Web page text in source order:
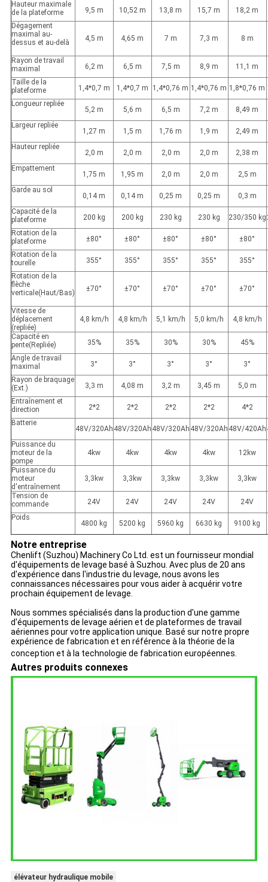
Hauteur maximale
de la plateforme
9,5 m 10,52 m 13,8 m 15,7 m
18,2 m
Dégagement
maximal au-
dessus et au-delà
4,5 m 4,65 m 7 m 7,3 m 8 m
Rayon de travail
maximal
6,2 m 6,5 m 7,5 m 8,9 m
11,1 m
Taille de la
plateforme
1,4*0,7 m 1,4*0,7 m 1,4*0,76 m 1,4*0,76 m 1,8*0,76 m
Longueur repliée
5,2 m 5,6 m 6,5 m 7,2 m
8,49 m
Largeur repliée
1,27 m 1,5 m 1,76 m 1,9 m
2,49 m
Hauteur repliée
2,0 m 2,0 m 2,0 m 2,0 m
2,38 m
Empattement
1,75 m 1,95 m 2,0 m 2,0 m
2,5 m
Garde au sol
0,14 m 0,14 m 0,25 m 0,25 m
0,3 m
Capacité de la
plateforme
200 kg 200 kg 230 kg 230 kg 230/350 kg
Rotation de la
plateforme
±80° ±80° ±80° ±80°
±80°
Rotation de la
tourelle
355° 355° 355° 355°
355°
Rotation de la
flèche
verticale( Haut/Bas) ±70° ±70° ±70° ±70° ±70°
Vitesse de
déplacement
(repliée)
4,8 km/h 4,8 km/h 5,1 km/h 5,0 km/h 4,8 km/h
Capacité en
pente(Repliée) 35% 35% 30% 30%
45%
Angle de travail
maximal
3° 3° 3° 3°
3°
Rayon de braquage
(Ext.)
3,3 m 4,08 m 3,2 m 3,45 m
5,0 m
Entraînement et
direction
2*2 2*2 2*2 2*2
4*2
Batterie
48V/320Ah 48V/320Ah 48V/320Ah 48V/320Ah 48V/420Ah
Puissance du
moteur de la
pompe
4kw 4kw 4kw 4kw 12kw
Puissance du
moteur
d'entraînement
3,3kw 3,3kw 3,3kw 3,3kw 3,3kw
Tension de
commande
24V 24V 24V 24V
24V
Poids
4800 kg 5200 kg 5960 kg 6630 kg 9100 kg
Notre entreprise
Chenlift (Suzhou) Machinery Co Ltd. est un fournisseur mondial
d'équipements de levage basé à Suzhou. Avec plus de 20 ans
d'expérience dans l'industrie du levage, nous avons les
connaissances nécessaires pour vous aider à acquérir votre
prochain équipement de levage.
Nous sommes spécialisés dans la production d'une gamme
d'équipements de levage aérien et de plateformes de travail
aériennes pour votre application unique. Basé sur notre propre
expérience de fabrication et en référence à la théorie de la
conception et à la technologie de fabrication européennes.
Autres produits connexes
élévateur hydraulique mobile